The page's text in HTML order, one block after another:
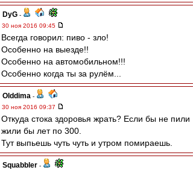
DyG -
30 ноя 2016 09:45
Всегда говорил: пиво - зло!
Особенно на выезде!!
Особенно на автомобильном!!!
Особенно когда ты за рулём...
Olddima -
30 ноя 2016 09:37
Откуда стока здоровья жрать? Если бы не пили
жили бы лет по 300.
Тут выпьешь чуть чуть и утром помираешь.
Squabbler -